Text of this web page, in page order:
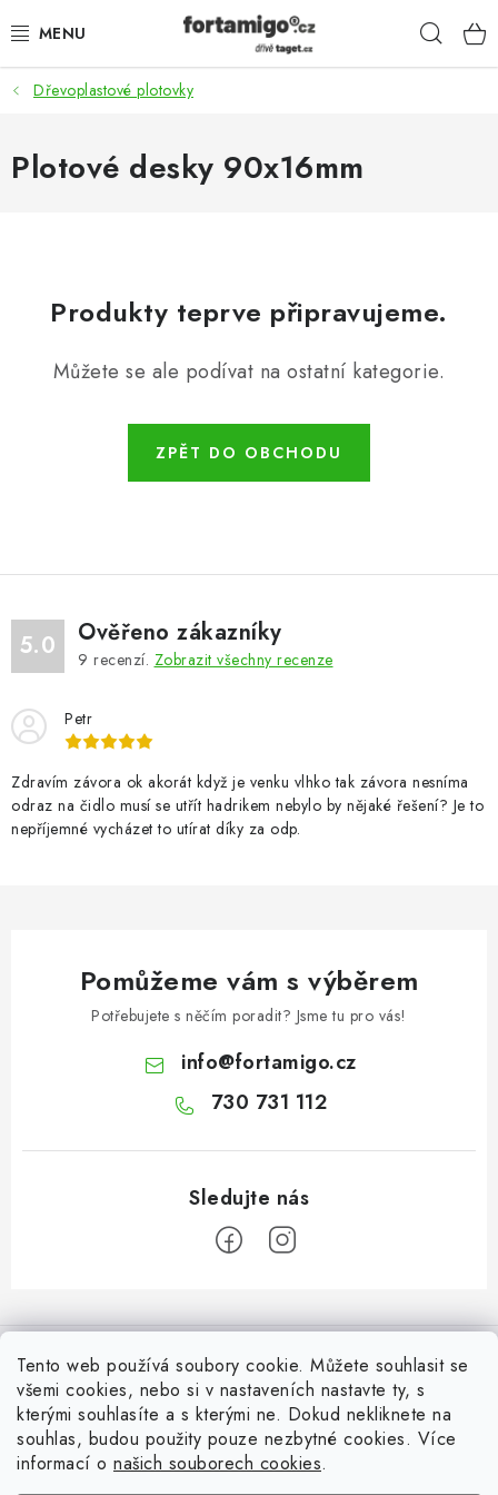
Tento web používá soubory cookie. Můžete souhlasit se
všemi cookies, nebo si v nastaveních nastavte ty, s
kterými souhlasíte a s kterými ne. Dokud nekliknete na
souhlas, budou použity pouze nezbytné cookies. Více
informací o našich souborech cookies.
na
SADY - ZVÝHODNĚNÉ
POHONY
KŘÍDLOVÉ BRÁNY A BRANKY
ZÁVĚSNÉ BRÁNY
KONSTRUKČNÍ PROFILY
KOMPONENTY PRO PLOTY
TESAŘSKÉ KOVÁNÍ
NEREZ, INOX
ARCHIV
Technická podpora
Dřevoplastové plotovky
Plotové desky 90x16mm
Produkty teprve připravujeme.
Můžete se ale podívat na ostatní kategorie.
ZPĚT DO OBCHODU
5.0 Ověřeno zákazníky
9 recenzí. Zobrazit všechny recenze
Petr
Zdravím závora ok akorát když je venku vlhko tak závora nesníma
odraz na čidlo musí se utřít hadrikem nebylo by nějaké řešení? Je to
nepříjemné vycházet to utírat díky za odp.
Pomůžeme vám s výběrem
Potřebujete s něčím poradit? Jsme tu pro vás!
info@fortamigo.cz
730 731 112
á
Informace pro Vás
Vrácení zboží
Často řešené situace při stavbě posuvné brány
Top z Technické podpory
Zapojení externího přijímače NICE OX2 do pohonu
Ověřeno zákazníky